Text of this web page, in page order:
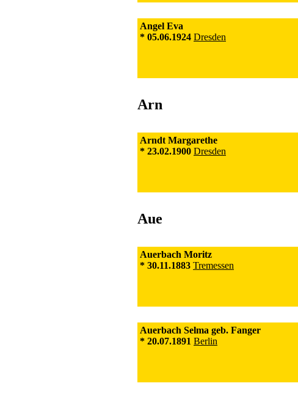
Angel Eva
* 05.06.1924 Dresden
Arn
Arndt Margarethe
* 23.02.1900 Dresden
Aue
Auerbach Moritz
* 30.11.1883 Tremessen
Auerbach Selma geb. Fanger
* 20.07.1891 Berlin